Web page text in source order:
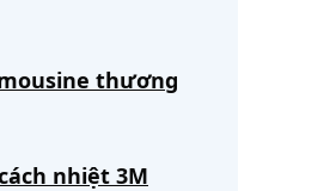
thương
nhiệt 3M